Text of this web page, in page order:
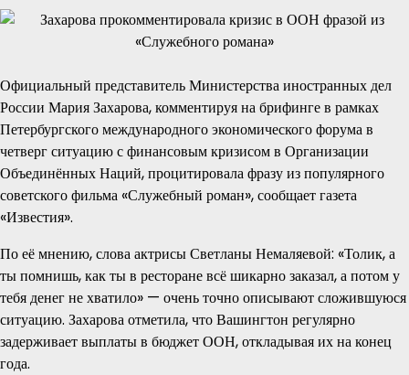
Официальный представитель Министерства иностранных дел
России Мария Захарова, комментируя на брифинге в рамках
Петербургского международного экономического форума в
четверг ситуацию с финансовым кризисом в Организации
Объединённых Наций, процитировала фразу из популярного
советского фильма «Служебный роман», сообщает газета
«Известия».
По её мнению, слова актрисы Светланы Немаляевой: «Толик, а
ты помнишь, как ты в ресторане всё шикарно заказал, а потом у
тебя денег не хватило» — очень точно описывают сложившуюся
ситуацию. Захарова отметила, что Вашингтон регулярно
задерживает выплаты в бюджет ООН, откладывая их на конец
года.